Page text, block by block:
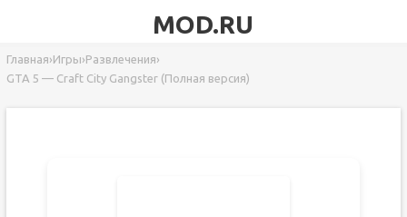
MOD.RU
Главная›Игры›Развлечения›
GTA 5 — Craft City Gangster (Полная версия)